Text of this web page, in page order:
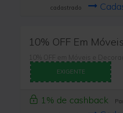
cadastrado
10% OFF Em
10% OFF em Móveis e
EXIGENTE
1% de cashback